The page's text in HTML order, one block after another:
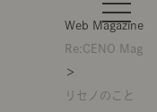
t
o
g
n
a
Web Magazine
Re:CENO Mag
＞
リセノのこと